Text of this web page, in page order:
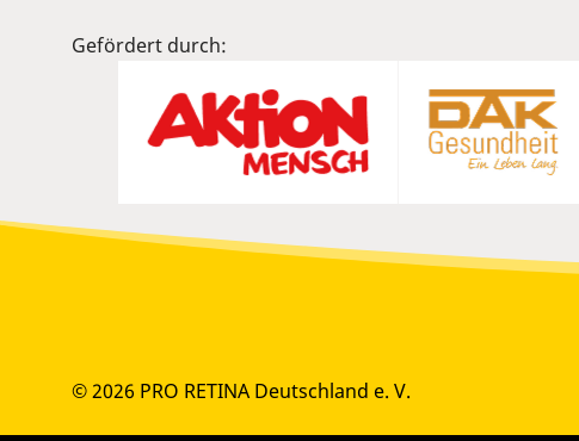
Gefördert durch:
© 2026 PRO RETINA Deutschland e. V.